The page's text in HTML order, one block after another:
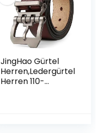
JingHao Gürtel
Herren,Ledergürtel
Herren 110-